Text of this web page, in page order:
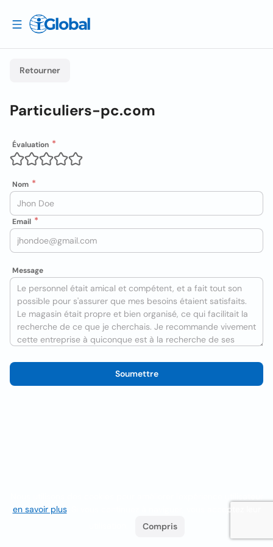
Retourner
Particuliers-pc.com
Évaluation
Nom
Email
Message
Soumettre
en savoir plus. Si vous continuez à naviguer, vous acceptez leur
Compris